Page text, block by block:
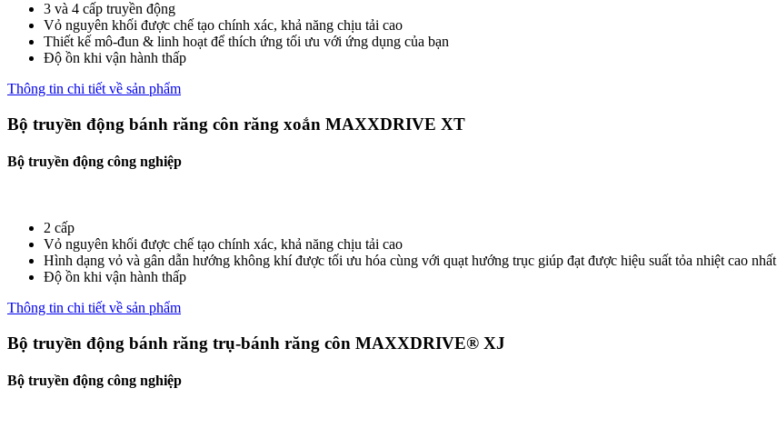
3 và 4 cấp truyền động
Vỏ nguyên khối được chế tạo chính xác, khả năng chịu tải cao
Thiết kế mô-đun & linh hoạt để thích ứng tối ưu với ứng dụng của bạn
Độ ồn khi vận hành thấp
Thông tin chi tiết về sản phẩm
Bộ truyền động bánh răng côn răng xoắn MAXXDRIVE XT
Bộ truyền động công nghiệp
2 cấp
Vỏ nguyên khối được chế tạo chính xác, khả năng chịu tải cao
Hình dạng vỏ và gân dẫn hướng không khí được tối ưu hóa cùng với quạt hướng trục giúp đạt được hiệu suất tỏa nhiệt cao nhất
Độ ồn khi vận hành thấp
Thông tin chi tiết về sản phẩm
Bộ truyền động bánh răng trụ-bánh răng côn MAXXDRIVE® XJ
Bộ truyền động công nghiệp